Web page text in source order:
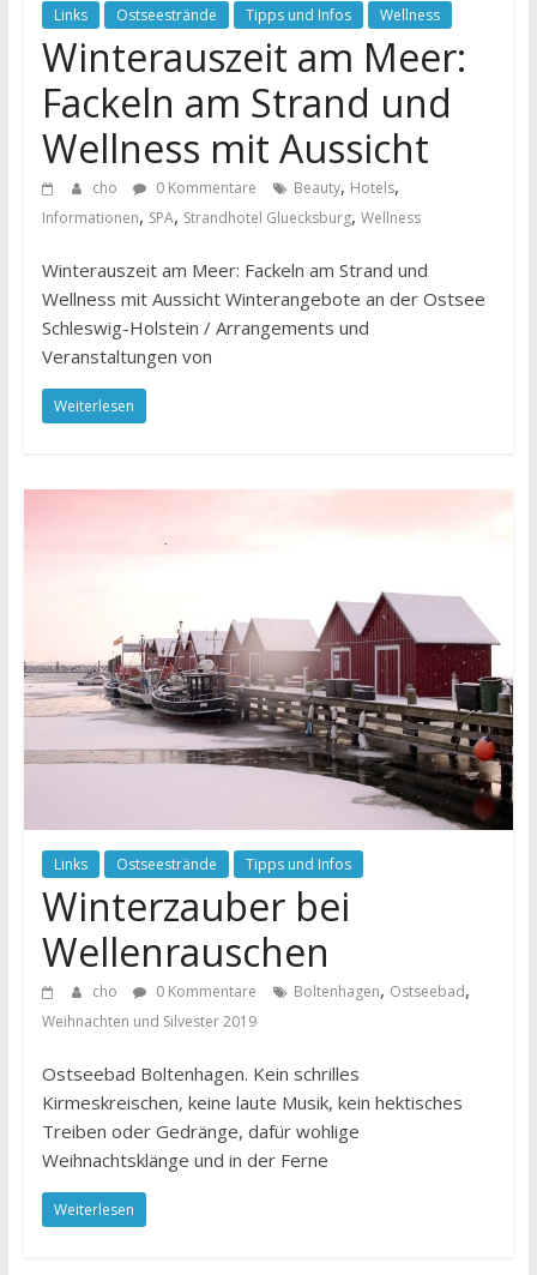
Links Ostseestrände Tipps und Infos Wellness
Winterauszeit am Meer:
Fackeln am Strand und
Wellness mit Aussicht
cho 0 Kommentare Beauty, Hotels,
Informationen, SPA, Strandhotel Gluecksburg, Wellness
Winterauszeit am Meer: Fackeln am Strand und
Wellness mit Aussicht Winterangebote an der Ostsee
Schleswig-Holstein / Arrangements und
Veranstaltungen von
Weiterlesen
Links Ostseestrände Tipps und Infos
Winterzauber bei
Wellenrauschen
cho 0 Kommentare Boltenhagen, Ostseebad,
Weihnachten und Silvester 2019
Ostseebad Boltenhagen. Kein schrilles
Kirmeskreischen, keine laute Musik, kein hektisches
Treiben oder Gedränge, dafür wohlige
Weihnachtsklänge und in der Ferne
Weiterlesen